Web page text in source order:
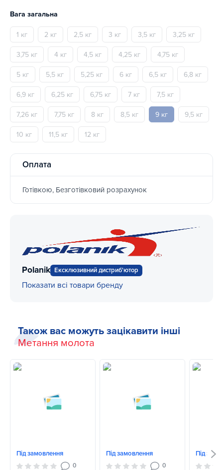
Вага загальна
1 кг 2 кг 2,5 кг 3 кг 3,5 кг 3,25 кг
3,75 кг 4 кг 4,5 кг 4,25 кг 4,75 кг
5 кг 5,5 кг 5,25 кг 6 кг 6,5 кг 6,8 кг
6,9 кг 6,25 кг 6,75 кг 7 кг 7,5 кг
7,26 кг 7,75 кг 8 кг 8,5 кг 9 кг 9,5 кг
10 кг 11,5 кг 12 кг
Оплата
Готівкою, Безготівковий розрахунок
Polanik Ексклюзивний дистриб'ютор
Показати всі товари бренду
Також вас можуть зацікавити інші
Метання молота
Під замовлення
0
Під замовлення
0
Під